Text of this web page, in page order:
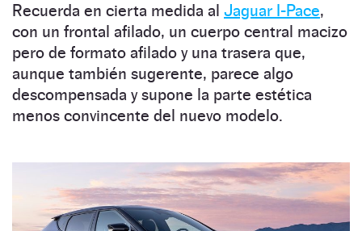
Recuerda en cierta medida al Jaguar I-Pace,
con un frontal afilado, un cuerpo central macizo
pero de formato afilado y una trasera que,
aunque también sugerente, parece algo
descompensada y supone la parte estética
menos convincente del nuevo modelo.